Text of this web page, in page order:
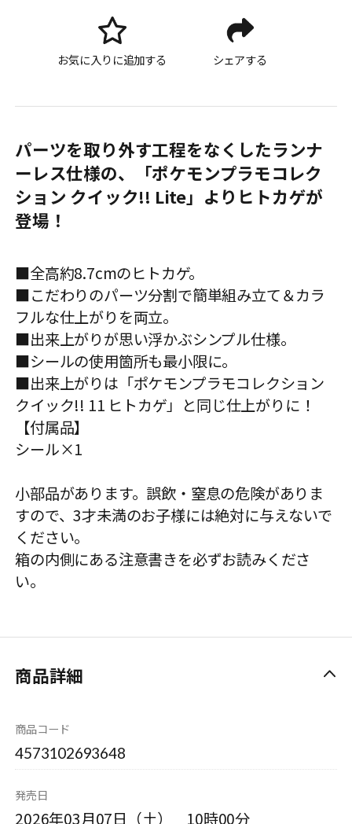
お気に入りに追加する シェアする
パーツを取り外す工程をなくしたランナ
ーレス仕様の、「ポケモンプラモコレク
ション クイック!! Lite」よりヒトカゲが
登場！
■全高約8.7cmのヒトカゲ。
■こだわりのパーツ分割で簡単組み立て＆カラ
フルな仕上がりを両立。
■出来上がりが思い浮かぶシンプル仕様。
■シールの使用箇所も最小限に。
■出来上がりは「ポケモンプラモコレクション
クイック!! 11 ヒトカゲ」と同じ仕上がりに！
【付属品】
シール×1
小部品があります。誤飲・窒息の危険がありま
すので、3才未満のお子様には絶対に与えないで
ください。
箱の内側にある注意書きを必ずお読みくださ
い。
商品詳細
商品コード
4573102693648
発売日
2026年03月07日（土） 10時00分